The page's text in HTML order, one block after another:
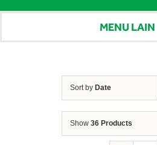
MENU LAIN
Berita
Hubungi
Sort by Date
Show 36 Products